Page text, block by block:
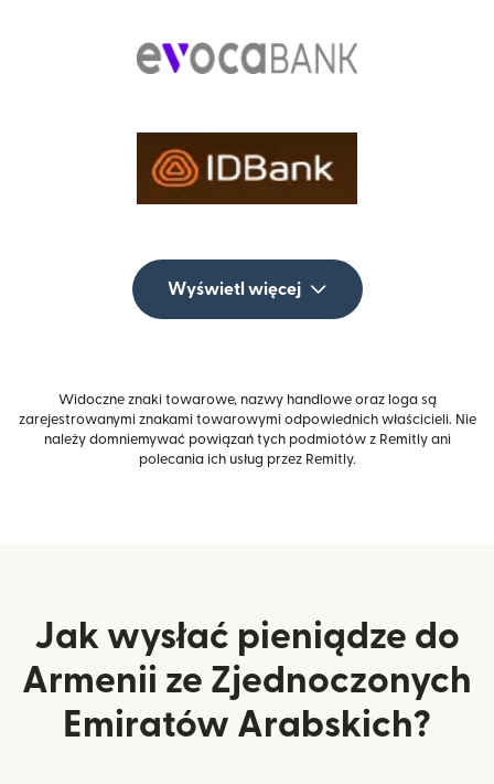
Wyświetl więcej
Widoczne znaki towarowe, nazwy handlowe oraz loga są
zarejestrowanymi znakami towarowymi odpowiednich właścicieli. Nie
należy domniemywać powiązań tych podmiotów z Remitly ani
polecania ich usług przez Remitly.
Jak wysłać pieniądze do
Armenii ze Zjednoczonych
Emiratów Arabskich?